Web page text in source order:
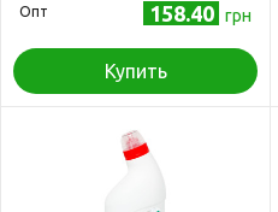
Опт 158.40 грн
Купить